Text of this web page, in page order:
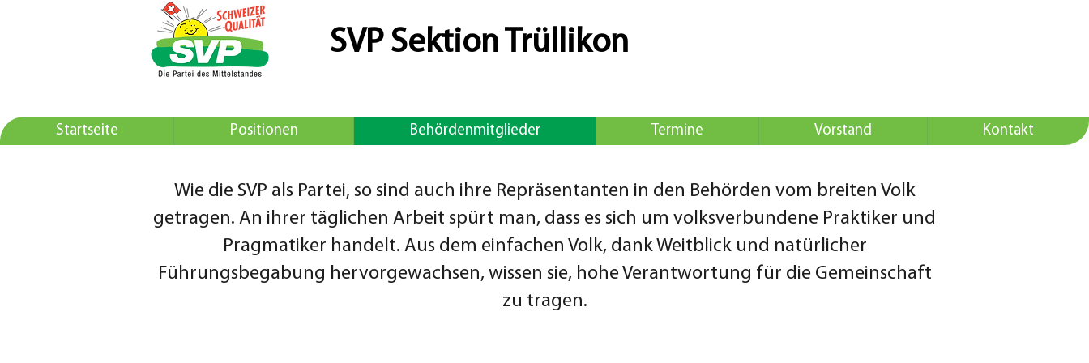
SVP Sektion Trüllikon
Wie die SVP als Partei, so sind auch ihre Repräsentanten in den Behörden vom breiten Volk
getragen. An ihrer täglichen Arbeit spürt man, dass es sich um volksverbundene Praktiker und
Pragmatiker handelt. Aus dem einfachen Volk, dank Weitblick und natürlicher
Führungsbegabung hervorgewachsen, wissen sie, hohe Verantwortung für die Gemeinschaft
zu tragen.
Startseite Positionen Behördenmitglieder Termine Vorstand Kontakt